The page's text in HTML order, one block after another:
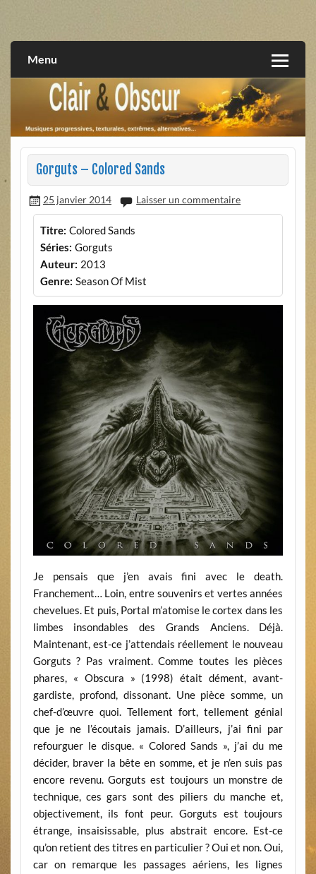
extrêmes, alternatives, texturales
Menu
Gorguts – Colored Sands
25 janvier 2014 Laisser un commentaire
Titre: Colored Sands
Séries: Gorguts
Auteur: 2013
Genre: Season Of Mist
Je pensais que j’en avais fini avec le death.
Franchement… Loin, entre souvenirs et vertes années
chevelues. Et puis, Portal m’atomise le cortex dans les
limbes insondables des Grands Anciens. Déjà.
Maintenant, est-ce j’attendais réellement le nouveau
Gorguts ? Pas vraiment. Comme toutes les pièces
phares, « Obscura » (1998) était dément, avant-
gardiste, profond, dissonant. Une pièce somme, un
chef-d’œuvre quoi. Tellement fort, tellement génial
que je ne l’écoutais jamais. D’ailleurs, j’ai fini par
refourguer le disque. « Colored Sands », j’ai du me
décider, braver la bête en somme, et je n’en suis pas
encore revenu. Gorguts est toujours un monstre de
technique, ces gars sont des piliers du manche et,
objectivement, ils font peur. Gorguts est toujours
étrange, insaisissable, plus abstrait encore. Est-ce
qu’on retient des titres en particulier ? Oui et non. Oui,
car on remarque les passages aériens, les lignes